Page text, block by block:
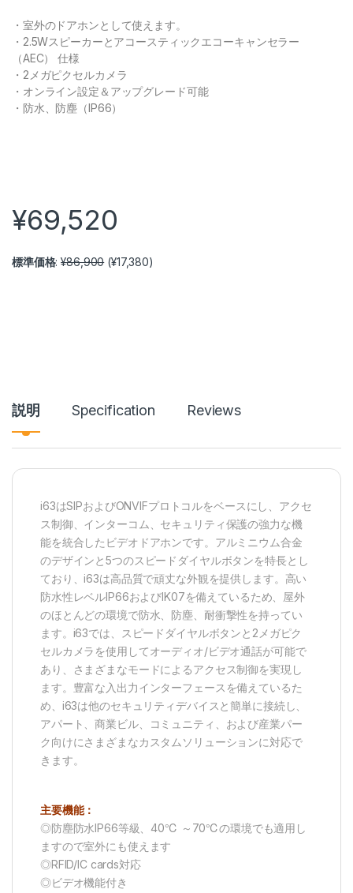
・室外のドアホンとして使えます。
・2.5Wスピーカーとアコースティックエコーキャンセラー
（AEC）
仕様
・2メガピクセルカメラ
・オンライン設定＆アップグレード可能
・防水、防塵（IP66）
¥69,520
標準価格:¥86,900(¥17,380)
説明 Specification Reviews
i63はSIPおよびONVIFプロトコルをベースにし、アクセ
ス制御、インターコム、セキュリティ保護の強力な機
能を統合したビデオドアホンです。アルミニウム合金
のデザインと5つのスピードダイヤルボタンを特長とし
ており、i63は高品質で頑丈な外観を提供します。高い
防水性レベルIP66およびIK07を備えているため、屋外
のほとんどの環境で防水、防塵、耐衝撃性を持ってい
ます。i63では、スピードダイヤルボタンと2メガピク
セルカメラを使用してオーディオ/ビデオ通話が可能で
あり、さまざまなモードによるアクセス制御を実現し
ます。豊富な入出力インターフェースを備えているた
め、i63は他のセキュリティデバイスと簡単に接続し、
アパート、商業ビル、コミュニティ、および産業パー
ク向けにさまざまなカスタムソリューションに対応で
きます。
主要機能：
◎防塵防水IP66等級、40℃ ～70℃の環境でも適用し
ますので室外にも使えます
◎RFID/IC cards対応
◎ビデオ機能付き